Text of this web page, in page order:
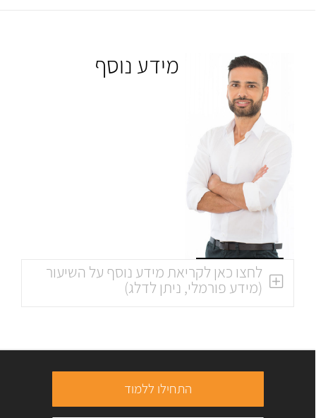
מידע נוסף
לחצו כאן לקריאת מידע נוסף על השיעור
(מידע פורמלי, ניתן לדלג)
התחילו ללמוד